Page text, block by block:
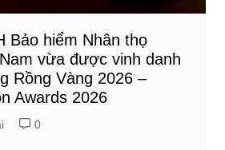
Bảo hiểm Nhân thọ
vừa được vinh danh
Rồng Vàng 2026 –
Awards 2026
0